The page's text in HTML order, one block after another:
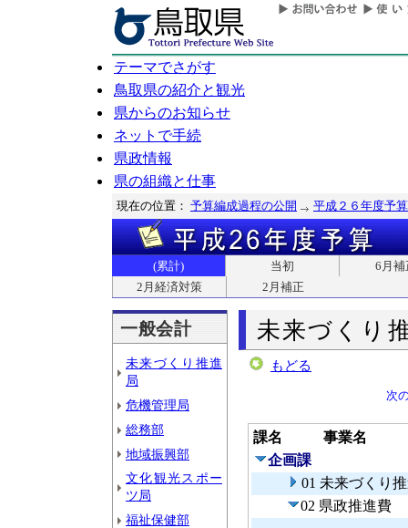
テーマでさがす
鳥取県の紹介と観光
県からのお知らせ
ネットで手続
県政情報
県の組織と仕事
現在の位置： 予算編成過程の公開 平成２６年度予算
(累計) 当初
6月補
2月経済対策
2月補正
一般会計
未来づくり推進
局
危機管理局
総務部
地域振興部
文化観光スポー
ツ局
福祉保健部
未来づくり
もどる
次
課名
事業名
企画課
01 未来づくり
02 県政推進費